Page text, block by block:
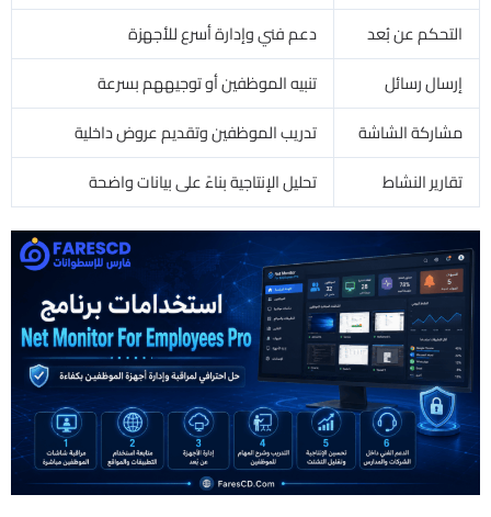
التحكم عن بُعد
دعم فني وإدارة أسرع للأجهزة
إرسال رسائل
تنبيه الموظفين أو توجيههم بسرعة
مشاركة الشاشة
تدريب الموظفين وتقديم عروض داخلية
تقارير النشاط
تحليل الإنتاجية بناءً على بيانات واضحة